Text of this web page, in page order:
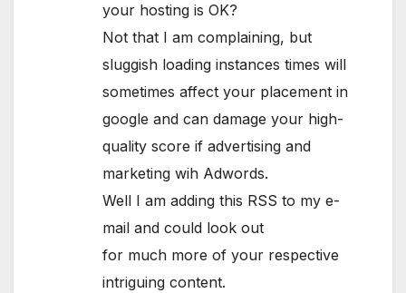
your hosting is OK?
Not that I am complaining, but
sluggish loading instances times will
sometimes affect your placement in
google and can damage your high-
quality score if advertising and
marketing wih Adwords.
Well I am adding this RSS to my e-
mail and could look out
for much more of your respective
intriguing content.